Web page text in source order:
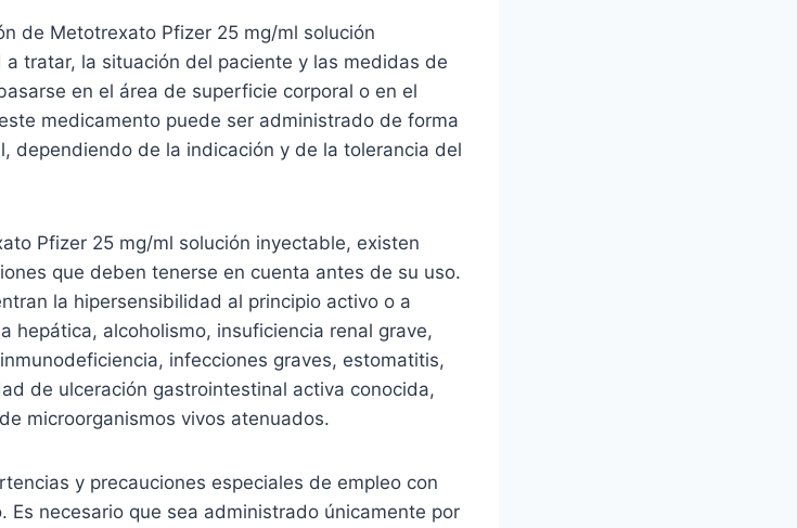
de Metotrexato Pfizer 25 mg/ml solución
tratar, la situación del paciente y las medidas de
en el área de superficie corporal o en el
medicamento puede ser administrado de forma
dependiendo de la indicación y de la tolerancia del
Pfizer 25 mg/ml solución inyectable, existen
que deben tenerse en cuenta antes de su uso.
la hipersensibilidad al principio activo o a
hepática, alcoholismo, insuficiencia renal grave,
infecciones graves, estomatitis,
de ulceración gastrointestinal activa conocida,
microorganismos vivos atenuados.
y precauciones especiales de empleo con
necesario que sea administrado únicamente por